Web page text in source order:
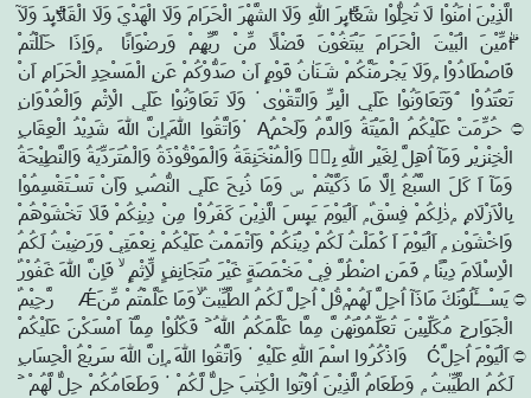
الَّذِيْنَ اٰمَنُوْا لَا تُحِلُّوْا شَعَاۗىِٕرَ اللّٰهِ وَلَا الشَّهْرَ الْحَرَامَ وَلَا الْهَدْيَ وَلَا الْقَلَاۗىِٕدَ وَلَآ
اٰۗمِّيْنَ الْبَيْتَ الْحَرَامَ يَبْتَغُوْنَ فَضْلًا مِّنْ رَّبِّهِمْ وَرِضْوَانًا ۭوَاِذَا حَلَلْتُمْ
فَاصْطَادُوْا ۭوَلَا يَجْرِمَنَّكُمْ شَـنَاٰنُ قَوْمٍ اَنْ صَدُّوْكُمْ عَنِ الْمَسْجِدِ الْحَرَامِ اَنْ
تَعْتَدُوْا ۘوَتَعَاوَنُوْا عَلَي الْبِرِّ وَالتَّقْوٰى ۠ وَلَا تَعَاوَنُوْا عَلَي الْاِثْمِ وَالْعُدْوَانِ
۠وَاتَّقُوا اللّٰهَ ۭاِنَّ اللّٰهَ شَدِيْدُ الْعِقَابِ Ą۝ حُرِّمَتْ عَلَيْكُمُ الْمَيْتَةُ وَالدَّمُ وَلَحْمُ
الْخِنْزِيْرِ وَمَآ اُهِلَّ لِغَيْرِ اللّٰهِ بِهٖ وَالْمُنْخَنِقَةُ وَالْمَوْقُوْذَةُ وَالْمُتَرَدِّيَةُ وَالنَّطِيْحَةُ
وَمَآ اَ كَلَ السَّبُعُ اِلَّا مَا ذَكَّيْتُمْ ۣ وَمَا ذُبِحَ عَلَي النُّصُبِ وَاَنْ تَسْـتَقْسِمُوْا
بِالْاَزْلَامِ ۭذٰلِكُمْ فِسْقٌ ۭ اَلْيَوْمَ يَىِٕسَ الَّذِيْنَ كَفَرُوْا مِنْ دِيْنِكُمْ فَلَا تَخْشَوْهُمْ
وَاخْشَوْنِ ۭ اَلْيَوْمَ اَ كْمَلْتُ لَكُمْ دِيْنَكُمْ وَاَتْمَمْتُ عَلَيْكُمْ نِعْمَتِيْ وَرَضِيْتُ لَكُمُ
الْاِسْلَامَ دِيْنًا ۭ فَمَنِ اضْطُرَّ فِيْ مَخْمَصَةٍ غَيْرَ مُتَجَانِفٍ لِّاِثْمٍ ۙ فَاِنَّ اللّٰهَ غَفُوْرٌ
رَّحِيْمٌ Ǽ۝ يَسْـــَٔلُوْنَكَ مَاذَآ اُحِلَّ لَهُمْ ۭقُلْ اُحِلَّ لَكُمُ الطَّيِّبٰتُ ۙوَمَا عَلَّمْتُمْ مِّنَ
الْجَوَارِحِ مُكَلِّبِيْنَ تُعَلِّمُوْنَهُنَّ مِمَّا عَلَّمَكُمُ اللّٰهُ ۡ فَكُلُوْا مِمَّآ اَمْسَكْنَ عَلَيْكُمْ
وَاذْكُرُوا اسْمَ اللّٰهِ عَلَيْهِ ۠ وَاتَّقُوا اللّٰهَ ۭاِنَّ اللّٰهَ سَرِيْعُ الْحِسَابِ Ć۝ اَلْيَوْمَ اُحِلَّ
لَكُمُ الطَّيِّبٰتُ ۭ وَطَعَامُ الَّذِيْنَ اُوْتُوا الْكِتٰبَ حِلٌّ لَّكُمْ ۠ وَطَعَامُكُمْ حِلٌّ لَّهُمْ ۡ